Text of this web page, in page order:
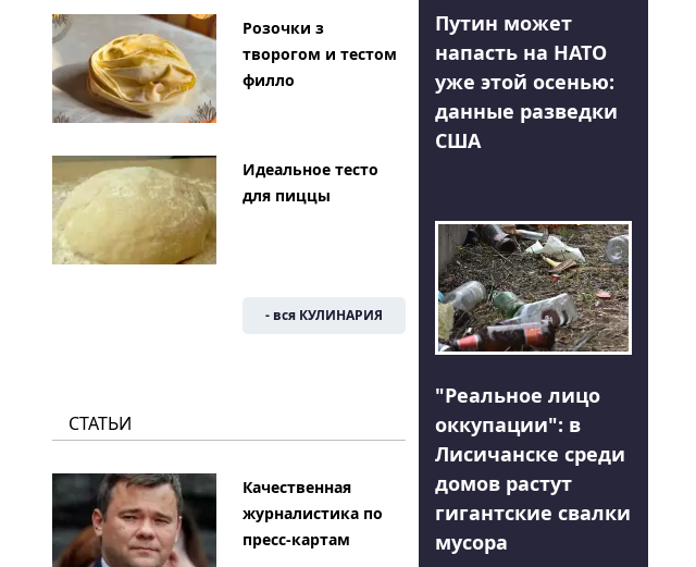
Розочки з
творогом и тестом
филло
Идеальное тесто
для пиццы
- вся КУЛИНАРИЯ
СТАТЬИ
Качественная
журналистика по
пресс-картам
Путин может
напасть на НАТО
уже этой осенью:
данные разведки
США
"Реальное лицо
оккупации": в
Лисичанске среди
домов растут
гигантские свалки
мусора